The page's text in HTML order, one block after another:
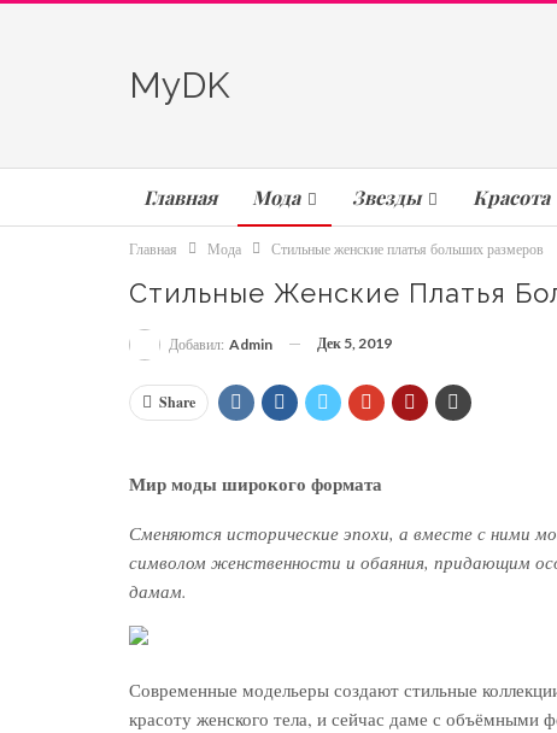
MyDK
Главная Мода Звезды Красота
Главная Мода Стильные женские платья больших размеров
Стильные Женские Платья
Добавил: Admin Дек 5, 2019
Share
Мир моды широкого формата
Сменяются исторические эпохи, а вместе с ними
символом женственности и обаяния, придающим
дамам.
Современные модельеры создают стильные
красоту женского тела, и сейчас даме с